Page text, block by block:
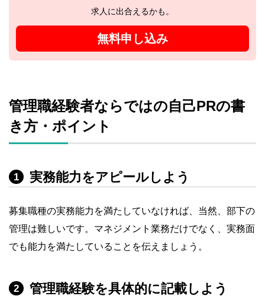
求人に出合えるかも。
無料申し込み
管理職経験者ならではの自己PRの書
き方・ポイント
1 実務能力をアピールしよう
募集職種の実務能力を満たしていなければ、当然、部下の
管理は難しいです。マネジメント業務だけでなく、実務面
でも能力を満たしていることを伝えましょう。
2 管理職経験を具体的に記載しよう